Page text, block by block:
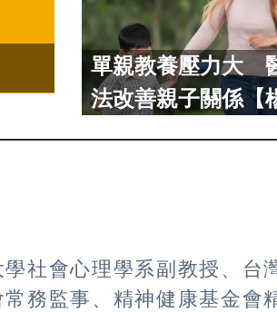
單親教養壓力大
法改善親子關係【
社會心理學系副教授、台
務監事、精神健康基金會